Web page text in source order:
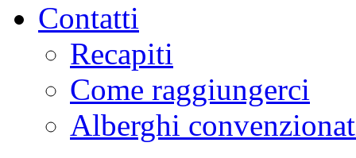
Contatti
Recapiti
Come raggiungerci
Alberghi